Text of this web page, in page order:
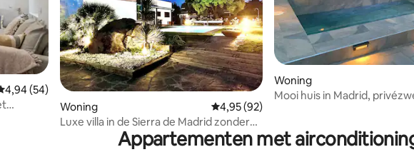
beoordeling van 4,94 uit 5, 54 recensies
4,94 (54)
Woning Gemiddelde beoordeling van 4,95 uit 5,
4,95 (92)
Luxe villa in de Sierra de Madrid zonder
Woning
Mooi huis in Madrid,
Appartementen met